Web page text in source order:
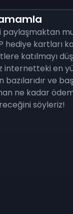
paylaşmaktan
hediye kartları
katılmayı
internetteki en
bazılarıdır ve
ne kadar
söyleriz!